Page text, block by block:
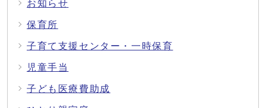
お知らせ
保育所
子育て支援センター・一時保育
児童手当
子ども医療費助成